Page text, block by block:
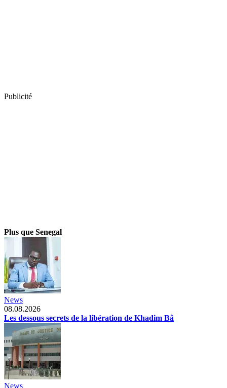
Publicité
Plus que Senegal
News
08.08.2026
Les dessous secrets de la libération de Khadim Bâ
News